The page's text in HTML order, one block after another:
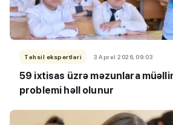
Təhsil ekspertləri 3 Aprel 2026, 09:03
59 ixtisas üzrə məzunlara
problemi həll olunur